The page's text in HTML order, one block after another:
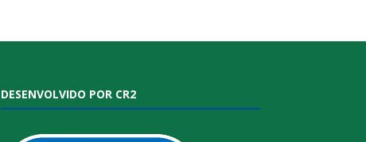
DESENVOLVIDO POR CR2